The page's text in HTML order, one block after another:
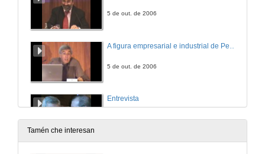
5 de out. de 2006
5 de out. de 2006
Entrevista
5 de out. de 2006
Tamén che interesan